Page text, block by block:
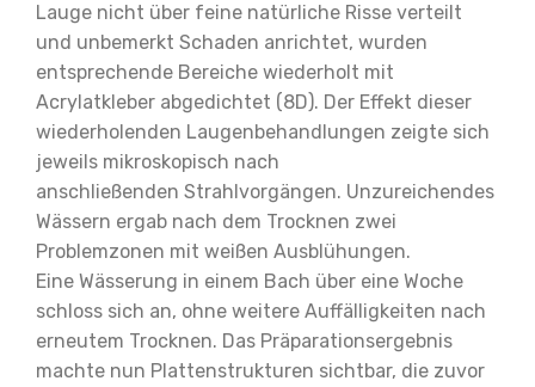
Lauge nicht über feine natürliche Risse verteilt
und unbemerkt Schaden anrichtet, wurden
entsprechende Bereiche wiederholt mit
Acrylatkleber abgedichtet (8D). Der Effekt dieser
wiederholenden Laugenbehandlungen zeigte sich
jeweils mikroskopisch nach
anschließenden Strahlvorgängen. Unzureichendes
Wässern ergab nach dem Trocknen zwei
Problemzonen mit weißen Ausblühungen.
Eine Wässerung in einem Bach über eine Woche
schloss sich an, ohne weitere Auffälligkeiten nach
erneutem Trocknen. Das Präparationsergebnis
machte nun Plattenstrukturen sichtbar, die zuvor